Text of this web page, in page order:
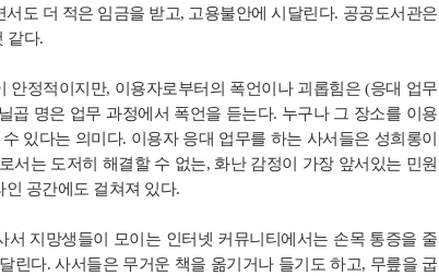
도 더 적은 임금을 받고, 고용불안에 시달린다. 공공도서관은
같다.
정적이지만, 이용자로부터의 폭언이나 괴롭힘은 (응대 업무
곱 명은 업무 과정에서 폭언을 듣는다. 누구나 그 장소를 이용
있다는 의미다. 이용자 응대 업무를 하는 사서들은 성희롱이
서는 도저히 해결할 수 없는, 화난 감정이 가장 앞서있는 민원
공간에도 걸쳐져 있다.
지망생들이 모이는 인터넷 커뮤니티에서는 손목 통증을 줄
린다. 사서들은 무거운 책을 옮기거나 들기도 하고, 무릎을 굽